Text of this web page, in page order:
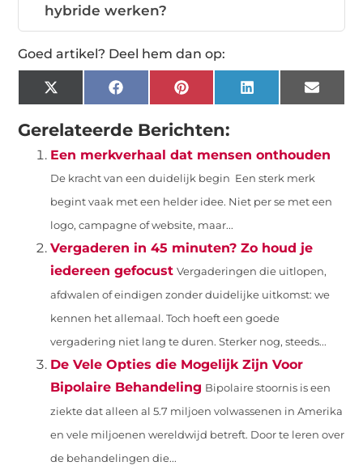
hybride werken?
Goed artikel? Deel hem dan op:
X
(Twitter)
FacebookPinterestLinkedInEmail
Gerelateerde Berichten:
Een merkverhaal dat mensen onthouden
De kracht van een duidelijk begin Een sterk merk
begint vaak met een helder idee. Niet per se met een
logo, campagne of website, maar...
Vergaderen in 45 minuten? Zo houd je
iedereen gefocust Vergaderingen die uitlopen,
afdwalen of eindigen zonder duidelijke uitkomst: we
kennen het allemaal. Toch hoeft een goede
vergadering niet lang te duren. Sterker nog, steeds...
De Vele Opties die Mogelijk Zijn Voor
Bipolaire Behandeling Bipolaire stoornis is een
ziekte dat alleen al 5.7 miljoen volwassenen in Amerika
en vele miljoenen wereldwijd betreft. Door te leren over
de behandelingen die...